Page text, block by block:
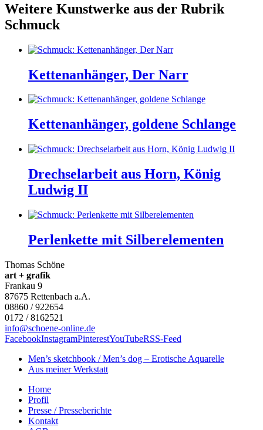
Weitere Kunstwerke aus der Rubrik
Schmuck
Kettenanhänger, Der Narr
Kettenanhänger, goldene Schlange
Drechselarbeit aus Horn, König
Ludwig II
Perlenkette mit Silberelementen
Thomas Schöne
art + grafik
Frankau 9
87675 Rettenbach a.A.
08860 / 922654
0172 / 8162521
info@schoene-online.de
FacebookInstagramPinterestYouTubeRSS-Feed
Men’s sketchbook / Men’s dog – Erotische Aquarelle
Aus meiner Werkstatt
Home
Profil
Presse / Presseberichte
Kontakt